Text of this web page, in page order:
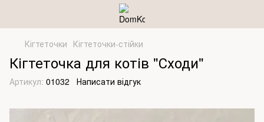
Кігтеточки Кігтеточки-стійки
Кігтеточка для котів "Сходи"
Артикул: 01032 Написати відгук